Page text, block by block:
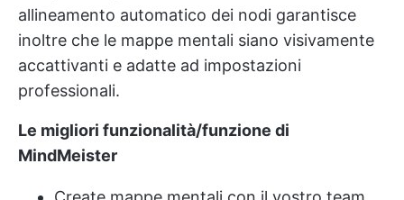
allineamento automatico dei nodi garantisce
inoltre che le mappe mentali siano visivamente
accattivanti e adatte ad impostazioni
professionali.
Le migliori funzionalità/funzione di
MindMeister